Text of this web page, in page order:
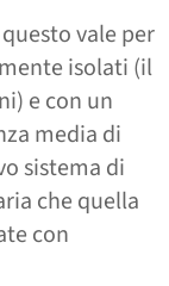
vale per
isolati (il
e con un
media di
sistema di
che quella
con